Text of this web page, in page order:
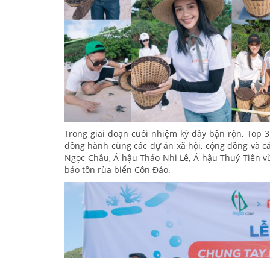
Trong giai đoạn cuối nhiệm kỳ đầy bận rộn, Top
đồng hành cùng các dự án xã hội, cộng đồng và
Ngọc Châu, Á hậu Thảo Nhi Lê, Á hậu Thuỷ Tiên
bảo tồn rùa biển Côn Đảo.